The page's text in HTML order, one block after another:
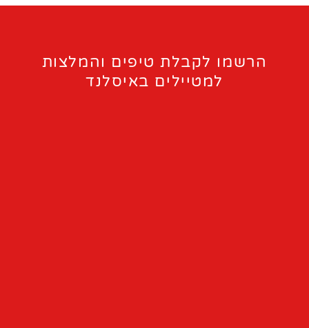
הרשמו לקבלת טיפים והמלצות
למטיילים באיסלנד